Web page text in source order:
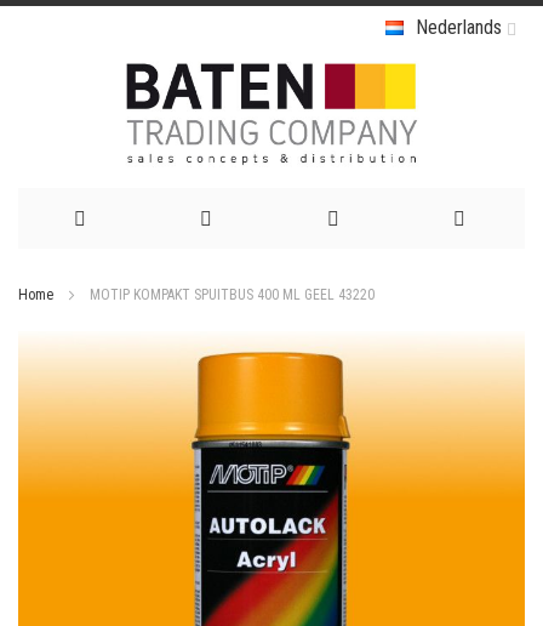
Nederlands
de
inhoud
Home MOTIP KOMPAKT SPUITBUS 400 ML GEEL 43220
het